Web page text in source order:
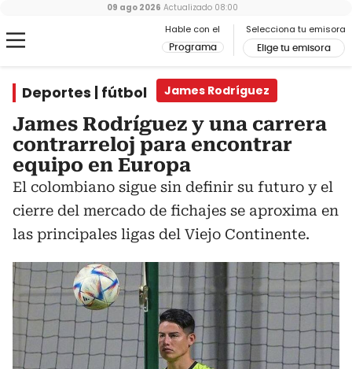
Hable con el
Programa
Selecciona tu emisora
Elige tu emisora
09 ago 2026 Actualizado 08:00
Deportes | fútbol James Rodríguez
James Rodríguez y una carrera
contrarreloj para encontrar
equipo en Europa
El colombiano sigue sin definir su futuro y el
cierre del mercado de fichajes se aproxima en
las principales ligas del Viejo Continente.